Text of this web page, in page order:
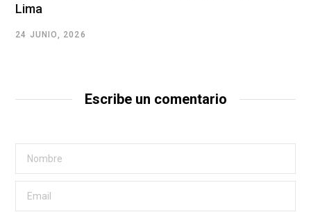
Lima
24 JUNIO, 2026
Escribe un comentario